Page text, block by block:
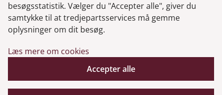
Genveje
Gå til virksomhedsregisteret
Gå til selskabsmeddelelser
English
besøgsstatistik. Vælger du "Accepter alle", giver du
samtykke til at tredjepartsservices må gemme
oplysninger om dit besøg.
Læs mere om cookies
Accepter alle